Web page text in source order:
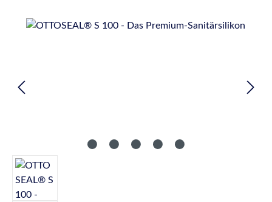
Bildergalerie überspringen